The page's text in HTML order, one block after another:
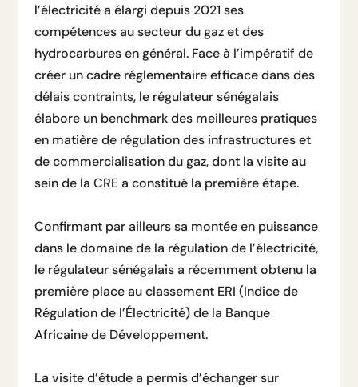
l’électricité a élargi depuis 2021 ses
compétences au secteur du gaz et des
hydrocarbures en général. Face à l’impératif de
créer un cadre réglementaire efficace dans des
délais contraints, le régulateur sénégalais
élabore un benchmark des meilleures pratiques
en matière de régulation des infrastructures et
de commercialisation du gaz, dont la visite au
sein de la CRE a constitué la première étape.
Confirmant par ailleurs sa montée en puissance
dans le domaine de la régulation de l’électricité,
le régulateur sénégalais a récemment obtenu la
première place au classement ERI (Indice de
Régulation de l’Électricité) de la Banque
Africaine de Développement.
La visite d’étude a permis d’échanger sur